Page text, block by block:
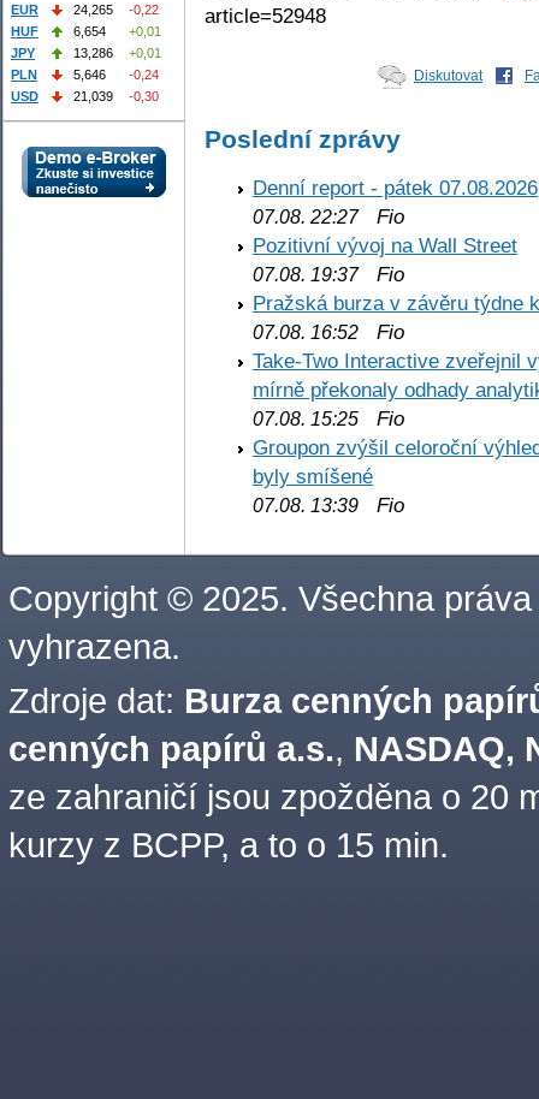
article=52948
Diskutovat
Poslední zprávy
Denní report - pátek 07.08.2026
07.08. 22:27Fio
Pozitivní vývoj na Wall Street
07.08. 19:37Fio
Pražská burza v závěru týdne
07.08. 16:52 Fio
Take-Two Interactive zveřejnil
mírně překonaly odhady
07.08. 15:25 Fio
Groupon zvýšil celoroční
byly smíšené
07.08. 13:39 Fio
EUR 24,265
-0,22
HUF
6,654
+0,01
JPY
13,286
+0,01
PLN
5,646
-0,24
USD
21,039 -0,30
Copyright © 2025. Všechna práva
vyhrazena.
Zdroje dat: Burza cenných
cenných papírů a.s., NASDAQ,
ze zahraničí jsou zpožděna o 20
kurzy z BCPP, a to o 15 min.